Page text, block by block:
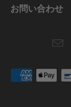
お問い合わせ